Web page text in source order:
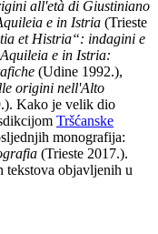
all'età di Giustiniano
e in Istria (Trieste
et Histria“: indagini e
e in Istria:
(Udine 1992.),
origini nell'Alto
Kako je velik dio
Tršćanske
monografija:
(Trieste 2017.).
tekstova objavljenih u